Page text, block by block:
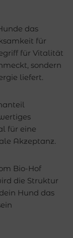
das
für
für Vitalität
sondern
liefert.
für eine
Akzeptanz.
Bio-Hof
die Struktur
Hund das